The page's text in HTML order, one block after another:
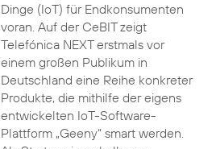
Dinge (IoT) für Endkonsumenten
voran. Auf der CeBIT zeigt
Telefónica NEXT erstmals vor
einem großen Publikum in
Deutschland eine Reihe konkreter
Produkte, die mithilfe der eigens
entwickelten IoT-Software-
Plattform „Geeny“ smart werden.